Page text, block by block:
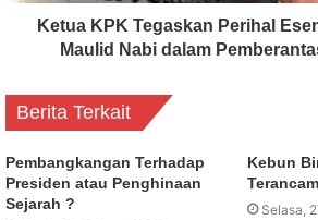
Ketua KPK Tegaskan Perihal
Maulid Nabi dalam
Berita Terkait
Pembangkangan Terhadap
Presiden atau Penghinaan
Sejarah ?
Kebun
Selasa,